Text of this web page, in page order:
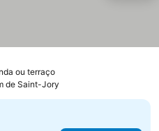
ou terraçoVer preços
de Saint-Jory